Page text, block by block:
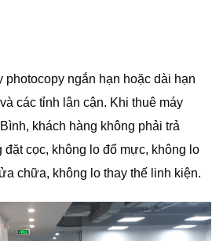
photocopy ngắn hạn hoặc dài hạn
các tỉnh lân cận. Khi thuê máy
khách hàng không phải trả
cọc, không lo đổ mực, không lo
chữa, không lo thay thế linh kiện.